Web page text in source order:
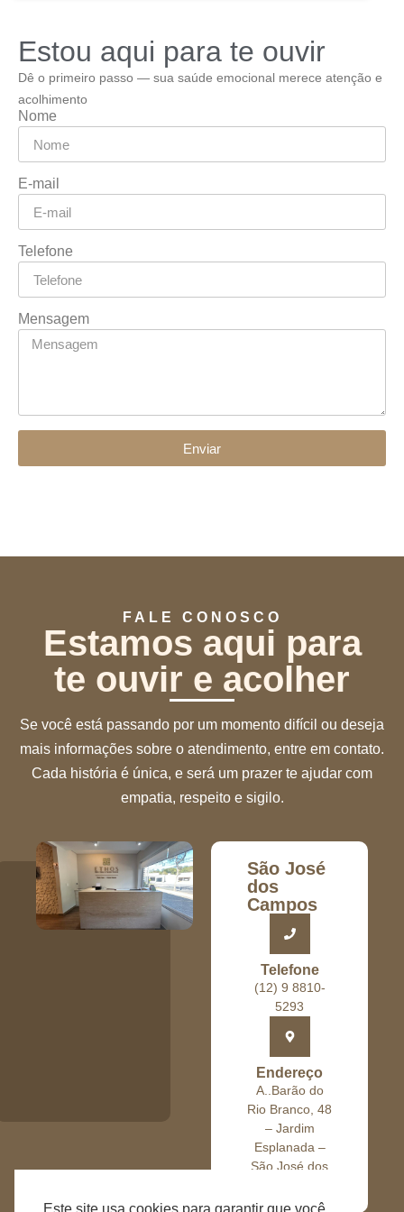
Estou aqui para te ouvir
Dê o primeiro passo — sua saúde emocional merece atenção e
acolhimento
Nome
E-mail
Telefone
Mensagem
Enviar
FALE CONOSCO
Estamos aqui para
te ouvir e acolher
Se você está passando por um momento difícil ou deseja
mais informações sobre o atendimento, entre em contato.
Cada história é única, e será um prazer te ajudar com
empatia, respeito e sigilo.
São José
dos
Campos
Telefone
(12) 9 8810-
5293
Endereço
A..Barão do
Rio Branco, 48
– Jardim
Esplanada –
São José dos